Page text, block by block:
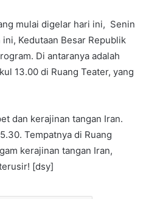
mulai digelar hari ini, Senin
Kedutaan Besar Republik
Di antaranya adalah
13.00 di Ruang Teater, yang
dan kerajinan tangan Iran.
Tempatnya di Ruang
kerajinan tangan Iran,
[dsy]